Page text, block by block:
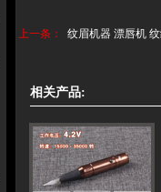
上一条： 纹眉机器 漂唇机
相关产品: